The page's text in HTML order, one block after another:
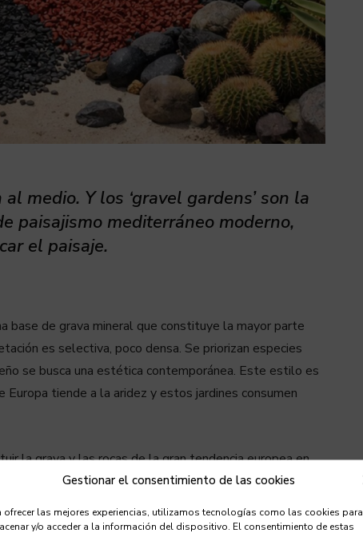
Gestionar el consentimiento de las cookies
ofrecer las mejores experiencias, utilizamos tecnologías como las cookies para
y/o acceder a la información del dispositivo. El consentimiento de estas
medio. Y los ‘gravel gardens’ son la
paisajismo mediterráneo moderno,
el paisaje.
base de grava mineral que constituye la mayor parte
es selectiva, poco densa. Se priorizan especies
se busca una estética contemporánea. Este estilo es
tiende a la aridez y estos jardines consumen
la grava y las rocas de la gran tendencia europea en
en un paisaje mineral contemporáneo, que ahora
de la isla. Es, además, un material natural, sostenible